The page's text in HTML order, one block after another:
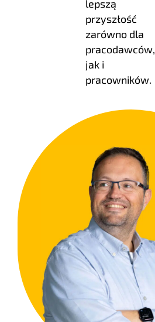
lepszą
przyszłość
zarówno dla
pracodawców,
jak i
pracowników.